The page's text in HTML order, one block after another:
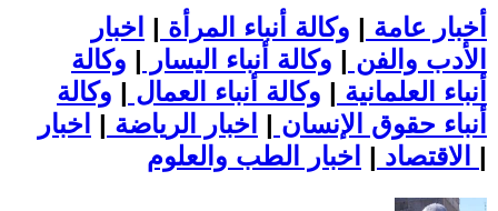
أخبار عامة | وكالة أنباء المرأة | اخبار
الأدب والفن | وكالة أنباء اليسار | وكالة
أنباء العلمانية | وكالة أنباء العمال | وكالة
أنباء حقوق الإنسان | اخبار الرياضة | اخبار
الاقتصاد | |